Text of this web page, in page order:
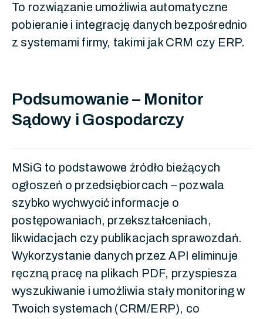
To rozwiązanie umożliwia automatyczne
pobieranie i integrację danych bezpośrednio
z systemami firmy, takimi jak CRM czy ERP.
Podsumowanie – Monitor
Sądowy i Gospodarczy
MSiG to podstawowe źródło bieżących
ogłoszeń o przedsiębiorcach – pozwala
szybko wychwycić informacje o
postępowaniach, przekształceniach,
likwidacjach czy publikacjach sprawozdań.
Wykorzystanie danych przez API eliminuje
ręczną pracę na plikach PDF, przyspiesza
wyszukiwanie i umożliwia stały monitoring w
Twoich systemach (CRM/ERP), co